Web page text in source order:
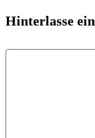
Hinterlasse